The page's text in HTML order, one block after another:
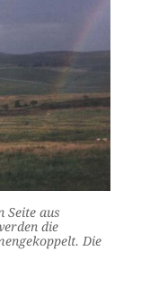
Seite aus
die
Die